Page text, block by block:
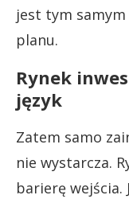
jest tym
planu.
Rynek
język
Zatem samo
nie wystarcza.
barierę wejścia.